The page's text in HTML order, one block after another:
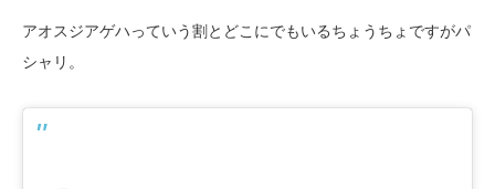
アオスジアゲハっていう割とどこにでもいるちょうちょですがパ
シャリ。